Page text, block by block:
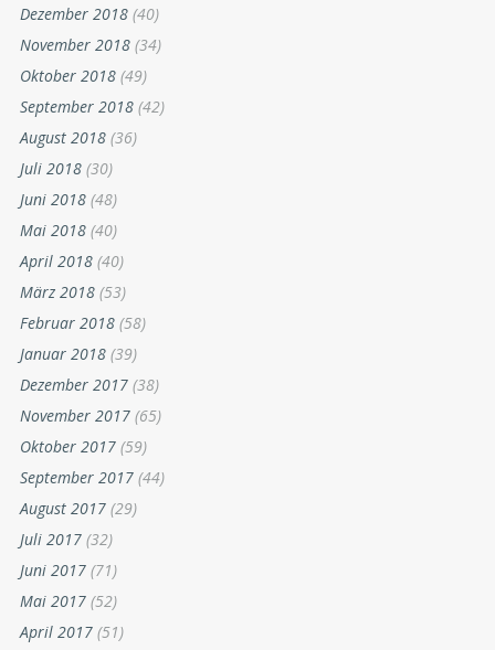
Dezember 2018 (40)
November 2018 (34)
Oktober 2018 (49)
September 2018 (42)
August 2018 (36)
Juli 2018 (30)
Juni 2018 (48)
Mai 2018 (40)
April 2018 (40)
März 2018 (53)
Februar 2018 (58)
Januar 2018 (39)
Dezember 2017 (38)
November 2017 (65)
Oktober 2017 (59)
September 2017 (44)
August 2017 (29)
Juli 2017 (32)
Juni 2017 (71)
Mai 2017 (52)
April 2017 (51)